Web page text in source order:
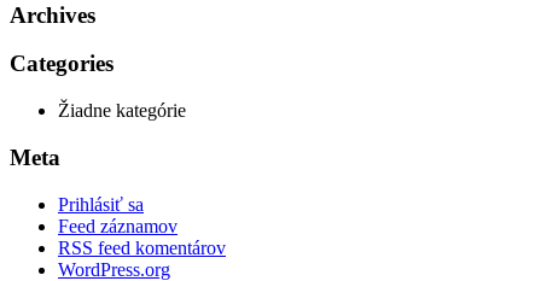
Archives
Categories
Žiadne kategórie
Meta
Prihlásiť sa
Feed záznamov
RSS feed komentárov
WordPress.org